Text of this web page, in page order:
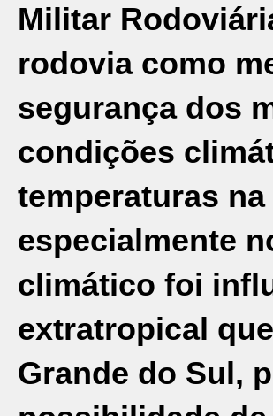
Militar
rodovia como
segurança dos
condições
temperaturas na
especialmente
climático foi
extratropical
Grande do Sul,